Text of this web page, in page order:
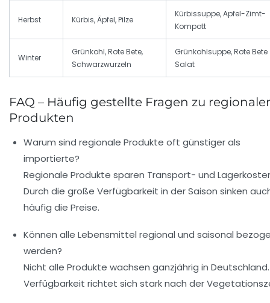
Herbst Kürbis, Äpfel, Pilze
Kürbissuppe, Apfel-Zimt-
Kompott
Winter
Grünkohl, Rote Bete,
Schwarzwurzeln
Grünkohlsuppe, Rote Bete
Salat
FAQ – Häufig gestellte Fragen zu
Produkten
Warum sind regionale Produkte oft günstiger als
importierte?
Regionale Produkte sparen Transport- und
Durch die große Verfügbarkeit in der Saison sinken
häufig die Preise.
Können alle Lebensmittel regional und saisonal
werden?
Nicht alle Produkte wachsen ganzjährig in
Verfügbarkeit richtet sich stark nach der